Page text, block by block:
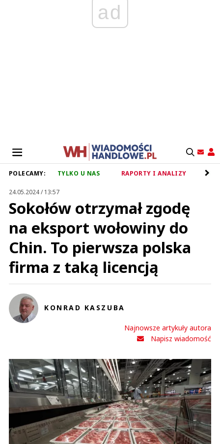
ad
POLECAMY: TYLKO U NAS RAPORTY I ANALIZY
24.05.2024 / 13:57
Sokołów otrzymał zgodę
na eksport wołowiny do
Chin. To pierwsza polska
firma z taką licencją
KONRAD KASZUBA
Najnowsze artykuły autora
Napisz wiadomość